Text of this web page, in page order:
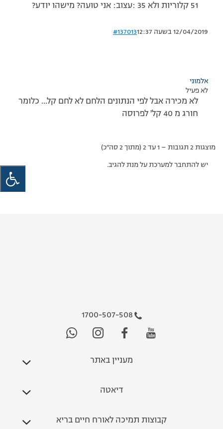
51 קלוריות ולא 35 :עצוב: אני טועה? מישהו יודע?
12/04/2019 בשעה 12:37 #137013
אלמוני
לא פעיל
לא מכירה אבל לפי הנתונים הלחם לא לחם קל… כלומר
חורג מ 40 קל' לפרוסה
מוצגות 2 תגובות – 1 עד 2 (מתוך 2 סה״כ)
יש להתחבר למערכת על מנת להגיב.
1700-507-508
מעניין באתר
דיאטה
קבוצות תמיכה לאורח חיים בריא